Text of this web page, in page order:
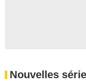
Nouvelles